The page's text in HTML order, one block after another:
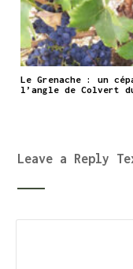
Le Grenache : un
l’angle de Colvert
Leave a Reply